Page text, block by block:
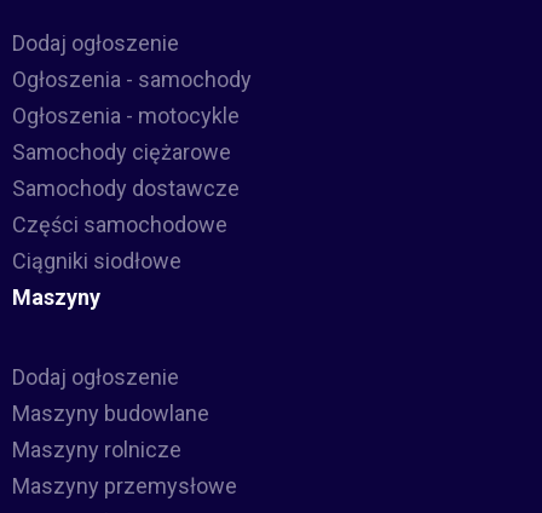
Dodaj ogłoszenie
Ogłoszenia - samochody
Ogłoszenia - motocykle
Samochody ciężarowe
Samochody dostawcze
Części samochodowe
Ciągniki siodłowe
Maszyny
Dodaj ogłoszenie
Maszyny budowlane
Maszyny rolnicze
Maszyny przemysłowe